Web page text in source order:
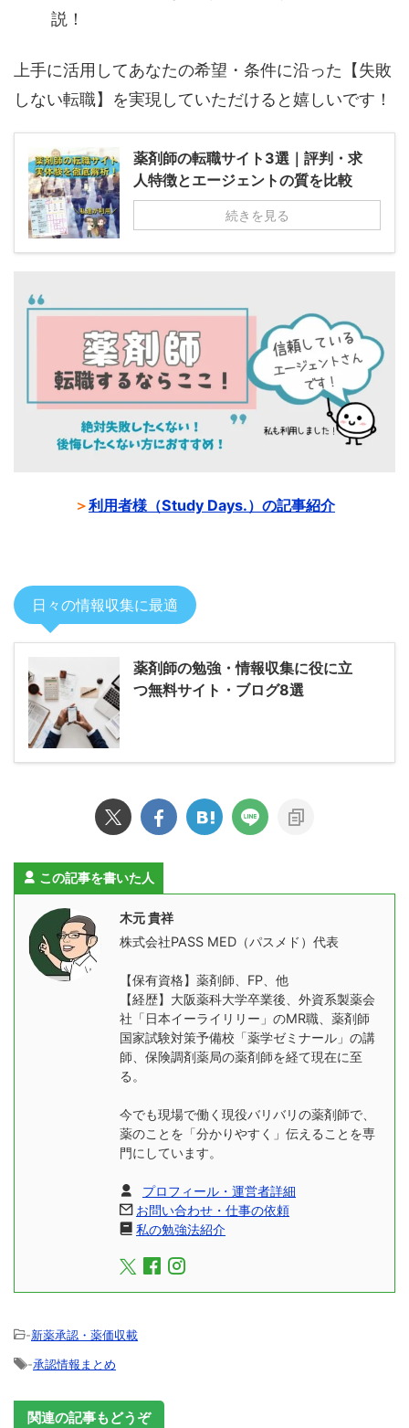
説！
上手に活用してあなたの希望・条件に沿った【失敗
しない転職】を実現していただけると嬉しいです！
薬剤師の転職サイト3選｜評判・求
人特徴とエージェントの質を比較
続きを見る
＞利用者様（Study Days.）の記事紹介
日々の情報収集に最適
薬剤師の勉強・情報収集に役に立
つ無料サイト・ブログ8選
この記事を書いた人
木元 貴祥
株式会社PASS MED（パスメド）代表
【保有資格】薬剤師、FP、他
【経歴】大阪薬科大学卒業後、外資系製薬会
社「日本イーライリリー」のMR職、薬剤師
国家試験対策予備校「薬学ゼミナール」の講
師、保険調剤薬局の薬剤師を経て現在に至
る。
今でも現場で働く現役バリバリの薬剤師で、
薬のことを「分かりやすく」伝えることを専
門にしています。
プロフィール・運営者詳細
お問い合わせ・仕事の依頼
私の勉強法紹介
-新薬承認・薬価収載
-承認情報まとめ
関連の記事もどうぞ